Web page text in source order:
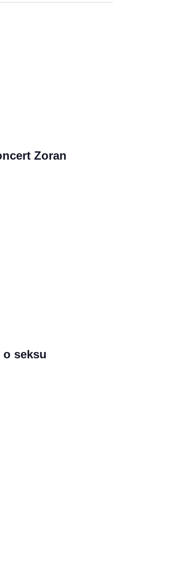
Zoran
seksu